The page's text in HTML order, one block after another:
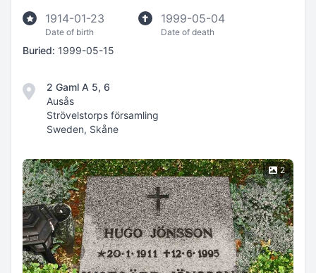
1914-01-23
Date of birth
1999-05-04
Date of death
Buried: 1999-05-15
2 Gaml A 5, 6
Ausås
Strövelstorps församling
Sweden, Skåne
2